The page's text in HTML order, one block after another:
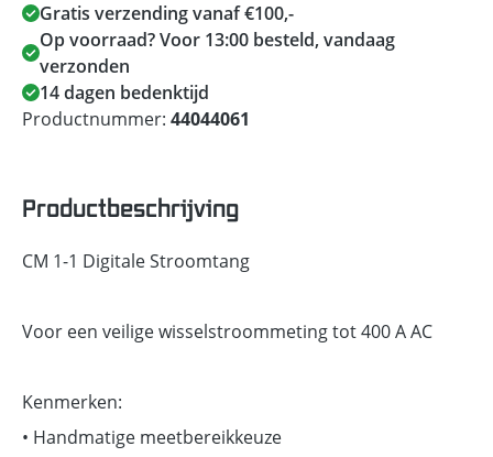
Gratis verzending vanaf €100,-
Op voorraad? Voor 13:00 besteld, vandaag
verzonden
14 dagen bedenktijd
Productnummer: 44044061
Productbeschrijving
CM 1-1 Digitale Stroomtang
Voor een veilige wisselstroommeting tot 400 A AC
Kenmerken:
• Handmatige meetbereikkeuze